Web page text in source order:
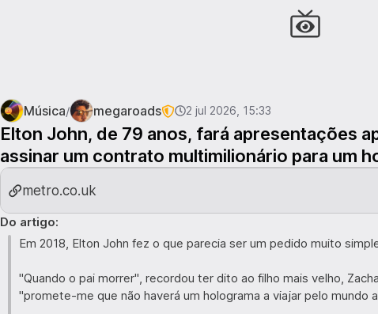
Música/ megaroads 2 jul 2026, 15:33
Elton John, de 79 anos, fará apresentações
assinar um contrato multimilionário para um
metro.co.uk
Do artigo:
Em 2018, Elton John fez o que parecia ser um pedido muito
"Quando o pai morrer", recordou ter dito ao filho mais velho,
"promete-me que não haverá um holograma a viajar pelo mundo